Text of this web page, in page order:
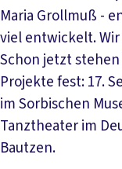
Maria Grollmuß -
viel entwickelt.
Schon jetzt
Projekte fest: 17.
im Sorbischen
Tanztheater im
Bautzen.